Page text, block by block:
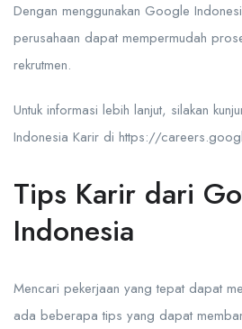
Dengan menggunakan Google
perusahaan dapat mempermudah
rekrutmen.
Untuk informasi lebih lanjut, silakan
Indonesia Karir di https://
Tips Karir dari
Indonesia
Mencari pekerjaan yang tepat dapat
ada beberapa tips yang dapat